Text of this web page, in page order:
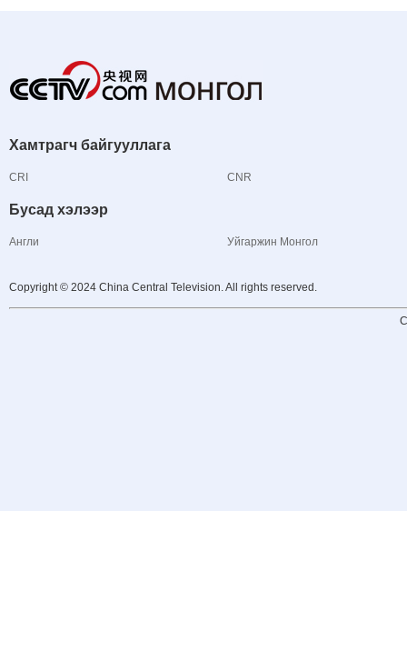
Хамтрагч байгууллага
CRI CNR
Бусад хэлээр
Англи Уйгаржин Монгол
Copyright © 2024 China Central Television. All rights reserved.